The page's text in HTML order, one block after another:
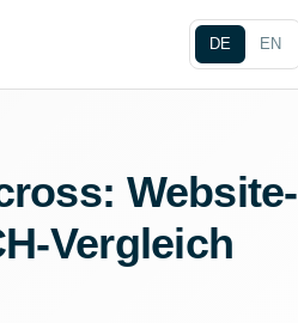
DE EN
Website-
Vergleich